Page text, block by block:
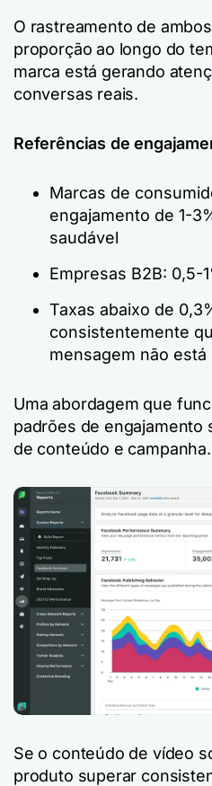
O rastreamento de
proporção ao longo do
marca está gerando
conversas reais.
Referências de
Marcas de
engajamento de 1-
saudável
Empresas B2B: 0,5-
Taxas abaixo de
consistentemente
mensagem não
Uma abordagem que
padrões de engajamento
de conteúdo e campanha.
Se o conteúdo de vídeo
produto superar